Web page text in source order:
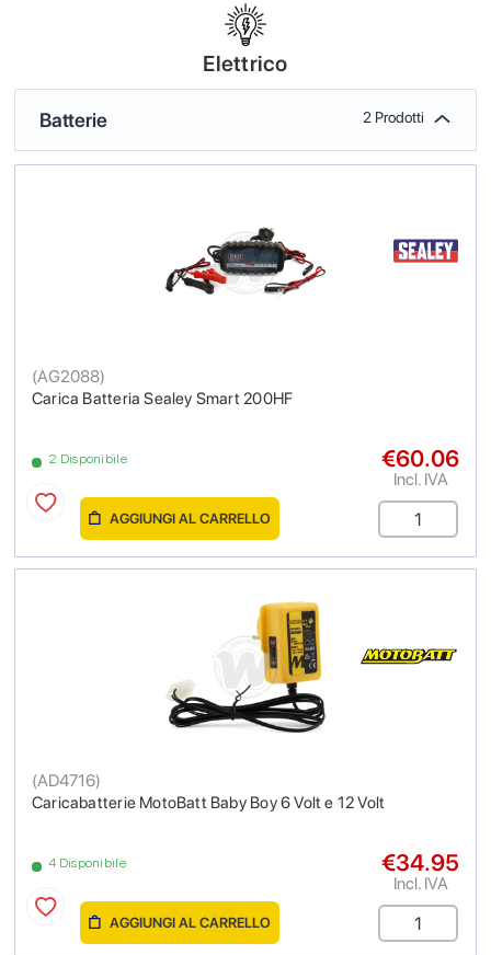
Elettrico
Batterie 2 Prodotti
Carica Batteria Sealey Smart 200HF
(AG2088)
2 Disponibile €60.06
Incl. IVA
AGGIUNGI AL CARRELLO
Caricabatterie MotoBatt Baby Boy 6 Volt e 12 Volt
(AD4716)
4 Disponibile €34.95
Incl. IVA
AGGIUNGI AL CARRELLO